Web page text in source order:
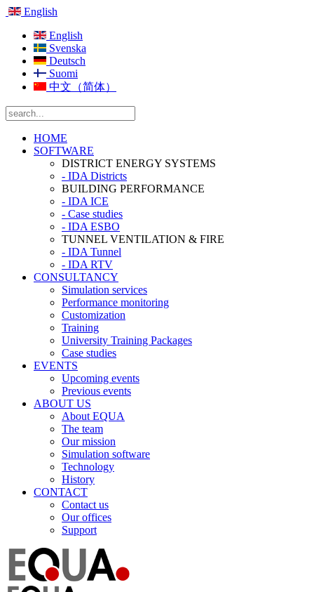
English
English
Svenska
Deutsch
Suomi
中文（简体）
HOME
SOFTWARE
DISTRICT ENERGY SYSTEMS
- IDA Districts
BUILDING PERFORMANCE
- IDA ICE
- Case studies
- IDA ESBO
TUNNEL VENTILATION & FIRE
- IDA Tunnel
- IDA RTV
CONSULTANCY
Simulation services
Performance monitoring
Customization
Training
University Training Packages
Case studies
EVENTS
Upcoming events
Previous events
ABOUT US
About EQUA
The team
Our mission
Simulation software
Technology
History
CONTACT
Contact us
Our offices
Support